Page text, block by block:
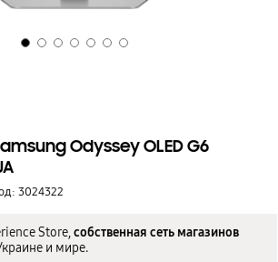
Odyssey OLED G6
3024322
Store,собственная сеть магазинов
и мире.